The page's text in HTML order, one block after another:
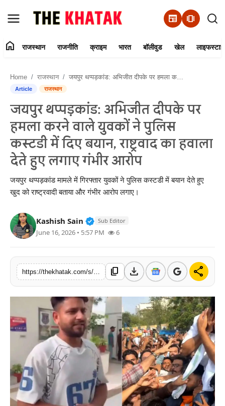
newspaper amp_stories
Contact Us
राजस्थान
राजनीति
क्राइम
भारत
बॉलीवुड
खेल
लाइफस्टाइल
अंतर्राष्ट्रीय
home राजस्थान राजनीति क्राइम भारत बॉलीवुड खेल
Home राजस्थान जयपुर थप्पड़कांड: अभिजीत दीपके पर हमला करने वाले युवकों ने पुलिस कस्टडी में दिए बयान, राष्ट्रवाद का हवाला देते हुए लगाए गंभीर आरोप
Article राजस्थान
जयपुर थप्पड़कांड: अभिजीत दीपके पर
हमला करने वाले युवकों ने पुलिस
कस्टडी में दिए बयान, राष्ट्रवाद का हवाला
देते हुए लगाए गंभीर आरोप
जयपुर थप्पड़कांड मामले में गिरफ्तार युवकों ने पुलिस कस्टडी में बयान देते हुए
खुद को राष्ट्रवादी बताया और गंभीर आरोप लगाए।
Kashish Sain Verified Public Figure • 11 Jun,
Sub Editor
June 16, 2026 • 5:57 PM 6
content_copy download share